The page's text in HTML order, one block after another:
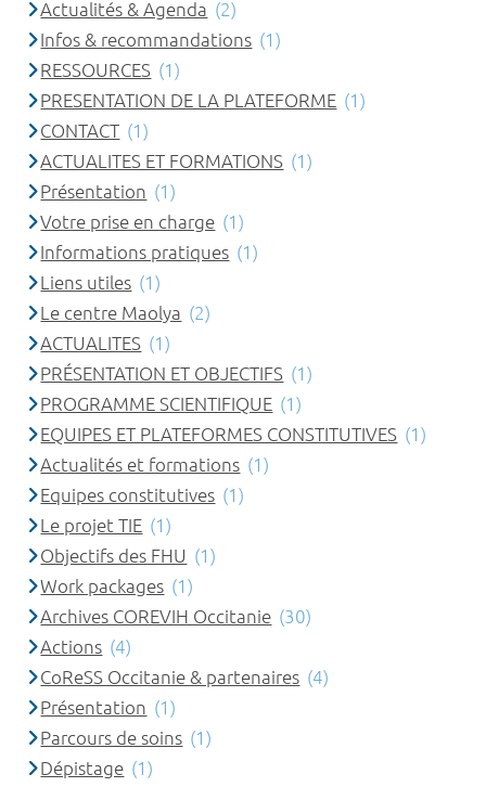
Actualités & Agenda (2)
Infos & recommandations (1)
RESSOURCES (1)
PRESENTATION DE LA PLATEFORME (1)
CONTACT (1)
ACTUALITES ET FORMATIONS (1)
Présentation (1)
Votre prise en charge (1)
Informations pratiques (1)
Liens utiles (1)
Le centre Maolya (2)
ACTUALITES (1)
PRÉSENTATION ET OBJECTIFS (1)
PROGRAMME SCIENTIFIQUE (1)
EQUIPES ET PLATEFORMES CONSTITUTIVES (1)
Actualités et formations (1)
Equipes constitutives (1)
Le projet TIE (1)
Objectifs des FHU (1)
Work packages (1)
Archives COREVIH Occitanie (30)
Actions (4)
CoReSS Occitanie & partenaires (4)
Présentation (1)
Parcours de soins (1)
Dépistage (1)